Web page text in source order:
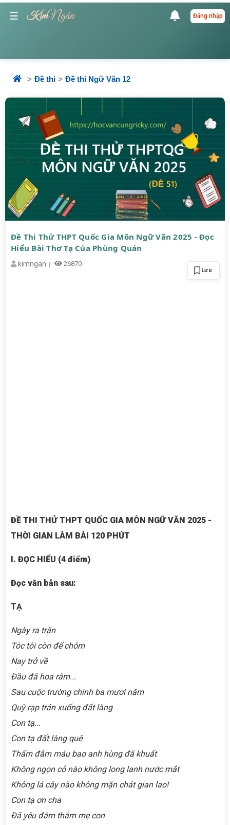
☰ KimNgân Đăng nhập
Đề thi Đề thi Ngữ Văn 12
Đề Thi Thử THPT Quốc Gia Môn Ngữ Văn 2025 - Đọc
Hiểu Bài Thơ Tạ Của Phùng Quán
kimngan 26870
Lưu
ĐỀ THI THỬ THPT QUỐC GIA MÔN NGỮ VĂN 2025 -
THỜI GIAN LÀM BÀI 120 PHÚT
I. ĐỌC HIỂU (4 điểm)
Đọc văn bản sau:
TẠ
Ngày ra trận
Tóc tôi còn để chỏm
Nay trở về
Đầu đã hoa râm...
Sau cuộc trường chinh ba mươi năm
Quỳ rạp trán xuống đất làng
Con tạ...
Con tạ đất làng quê
Thấm đẫm máu bao anh hùng đã khuất
Không ngọn cỏ nào không long lanh nước mắt
Không lá cây nào không mặn chát gian lao!
Con tạ ơn cha
Đã yêu đằm thắm mẹ con